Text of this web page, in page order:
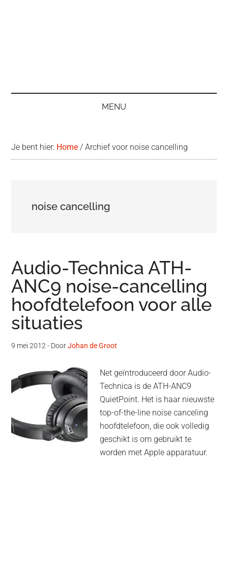
MENU
Je bent hier: Home / Archief voor noise cancelling
noise cancelling
Audio-Technica ATH-
ANC9 noise-cancelling
hoofdtelefoon voor alle
situaties
9 mei 2012 - DoorJohan de Groot
Net geïntroduceerd door Audio-
Technica is de ATH-ANC9
QuietPoint. Het is haar nieuwste
top-of-the-line noise canceling
hoofdtelefoon, die ook volledig
geschikt is om gebruikt te
worden met Apple apparatuur.